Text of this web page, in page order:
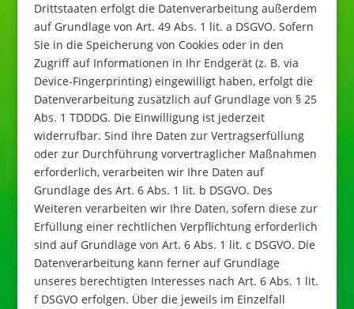
Drittstaaten erfolgt die Datenverarbeitung außerdem
auf Grundlage von Art. 49 Abs. 1 lit. a DSGVO. Sofern
Sie in die Speicherung von Cookies oder in den
Zugriff auf Informationen in Ihr Endgerät (z. B. via
Device-Fingerprinting) eingewilligt haben, erfolgt die
Datenverarbeitung zusätzlich auf Grundlage von § 25
Abs. 1 TDDDG. Die Einwilligung ist jederzeit
widerrufbar. Sind Ihre Daten zur Vertragserfüllung
oder zur Durchführung vorvertraglicher Maßnahmen
erforderlich, verarbeiten wir Ihre Daten auf
Grundlage des Art. 6 Abs. 1 lit. b DSGVO. Des
Weiteren verarbeiten wir Ihre Daten, sofern diese zur
Erfüllung einer rechtlichen Verpflichtung erforderlich
sind auf Grundlage von Art. 6 Abs. 1 lit. c DSGVO. Die
Datenverarbeitung kann ferner auf Grundlage
unseres berechtigten Interesses nach Art. 6 Abs. 1 lit.
f DSGVO erfolgen. Über die jeweils im Einzelfall